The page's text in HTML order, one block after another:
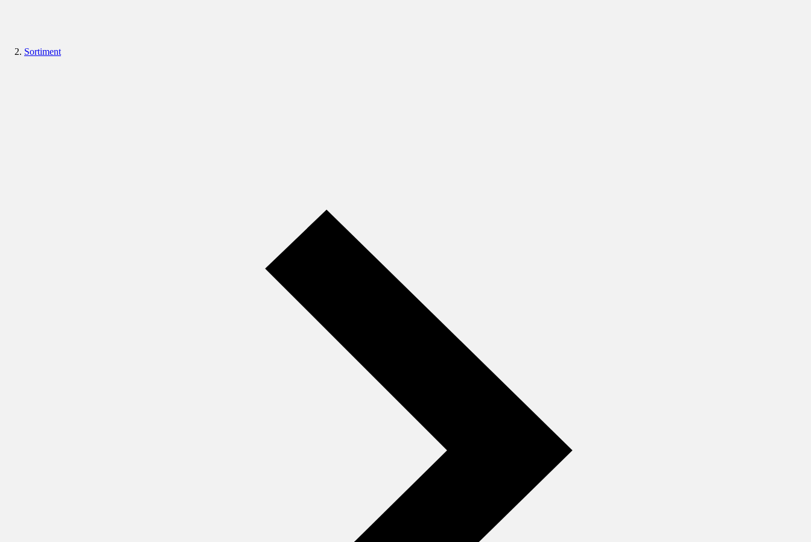
Sortiment